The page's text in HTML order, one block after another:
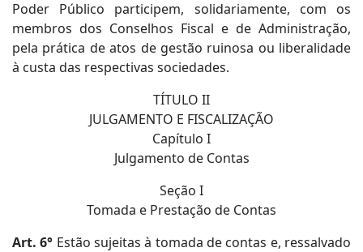
Poder Público participem, solidariamente, com os
membros dos Conselhos Fiscal e de Administração,
pela prática de atos de gestão ruinosa ou liberalidade
à custa das respectivas sociedades.
TÍTULO II
JULGAMENTO E FISCALIZAÇÃO
Capítulo I
Julgamento de Contas
Seção I
Tomada e Prestação de Contas
Art. 6° Estão sujeitas à tomada de contas e, ressalvado